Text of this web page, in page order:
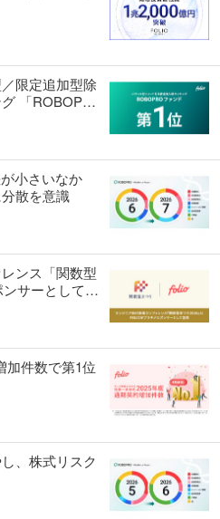
限定追加型除
「ROBOPRO
年6月）
小さいなか
散を意識
ンス「関数型
サーとして協
加件数で第1位
、株式リスク